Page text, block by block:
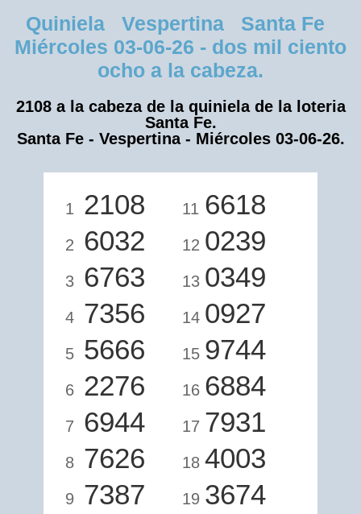
Quiniela Vespertina Santa Fe
Miércoles 03-06-26 - dos mil ciento
ocho a la cabeza.
2108 a la cabeza de la quiniela de la loteria
Santa Fe.
Santa Fe - Vespertina - Miércoles 03-06-26.
1 2108
2 6032
3 6763
4 7356
5 5666
6 2276
7 6944
8 7626
9 7387
11 6618
12 0239
13 0349
14 0927
15 9744
16 6884
17 7931
18 4003
19 3674